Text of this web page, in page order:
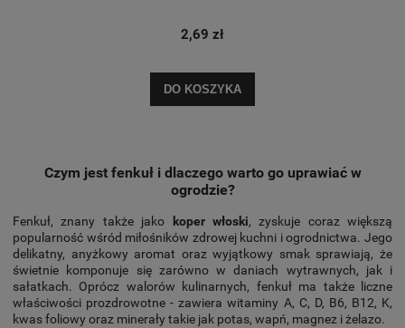
2,69 zł
DO KOSZYKA
Czym jest fenkuł i dlaczego warto go uprawiać w
ogrodzie?
Fenkuł, znany także jako koper włoski, zyskuje coraz większą
popularność wśród miłośników zdrowej kuchni i ogrodnictwa. Jego
delikatny, anyżkowy aromat oraz wyjątkowy smak sprawiają, że
świetnie komponuje się zarówno w daniach wytrawnych, jak i
sałatkach. Oprócz walorów kulinarnych, fenkuł ma także liczne
właściwości prozdrowotne - zawiera witaminy A, C, D, B6, B12, K,
kwas foliowy oraz minerały takie jak potas, wapń, magnez i żelazo.